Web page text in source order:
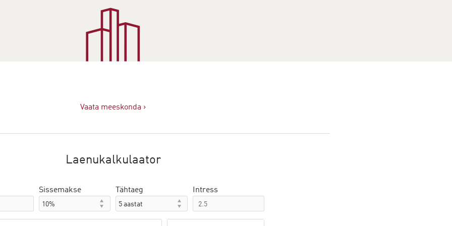
Vaata meeskonda ›
Laenukalkulaator
Sissemakse Tähtaeg Intress